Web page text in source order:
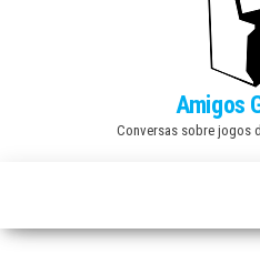
Amigos
Conversas sobre jogos